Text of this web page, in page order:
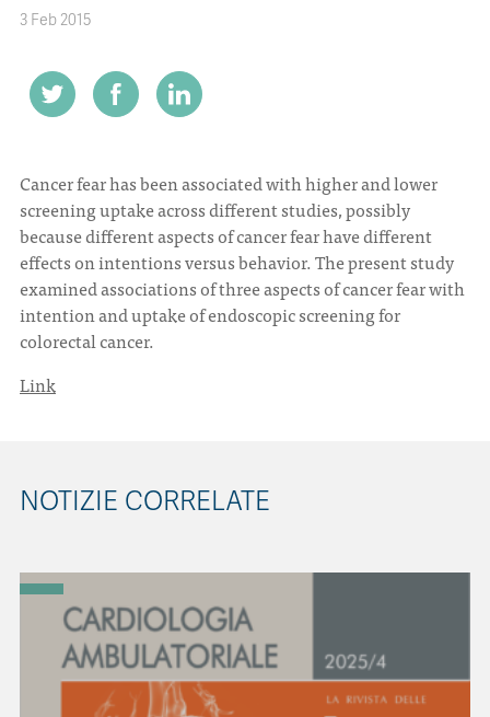
ITA ENG
3 Feb 2015
Cancer fear has been associated with higher and lower
screening uptake across different studies, possibly
because different aspects of cancer fear have different
effects on intentions versus behavior. The present study
examined associations of three aspects of cancer fear with
intention and uptake of endoscopic screening for
colorectal cancer.
Link
NOTIZIE CORRELATE